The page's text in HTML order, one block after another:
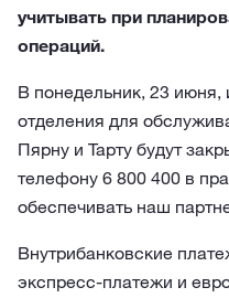
учитывать при
операций.
В понедельник, 23
отделения для
Пярну и Тарту будут
телефону 6 800 400 в
обеспечивать наш
Внутрибанковские
экспресс-платежи и